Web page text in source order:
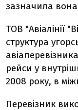
зазначила
ТОВ "Авіалінії
структура
авіаперевізника
рейси у
2008 року, в
Перевізник